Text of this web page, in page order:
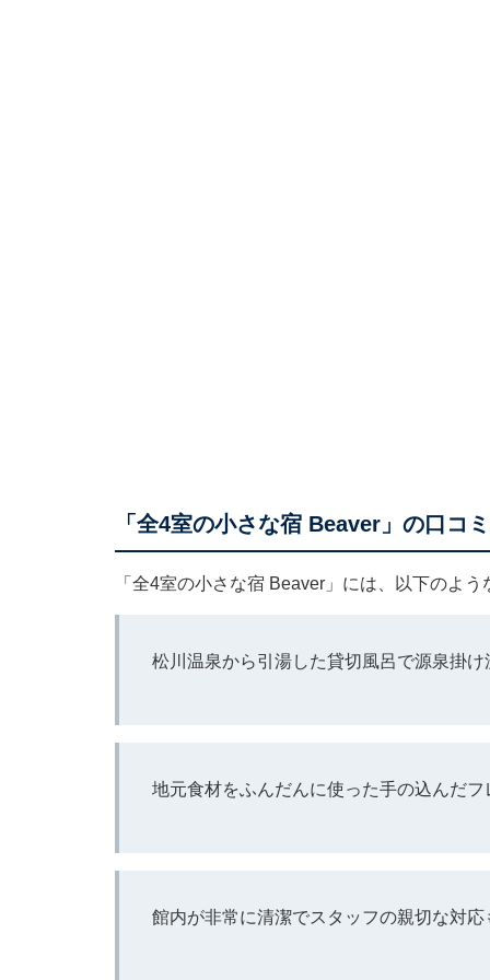
「全4室の小さな宿 Beaver」の口コ
「全4室の小さな宿 Beaver」には、以下のよ
松川温泉から引湯した貸切風呂で源泉掛
地元食材をふんだんに使った手の込んだ
館内が非常に清潔でスタッフの親切な対応